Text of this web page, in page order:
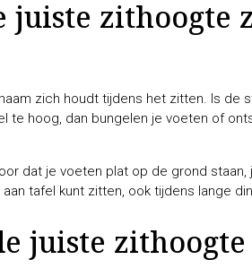
juiste
zich houdt tijdens het zitten. Is de
te hoog, dan bungelen je voeten of
dat je voeten plat op de grond staan,
tafel kunt zitten, ook tijdens lange
juiste